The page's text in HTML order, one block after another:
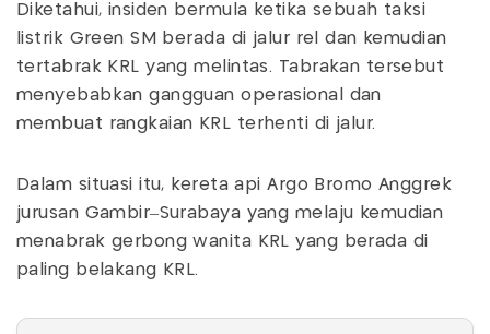
Diketahui, insiden bermula ketika sebuah taksi
listrik Green SM berada di jalur rel dan kemudian
tertabrak KRL yang melintas. Tabrakan tersebut
menyebabkan gangguan operasional dan
membuat rangkaian KRL terhenti di jalur.
Dalam situasi itu, kereta api Argo Bromo Anggrek
jurusan Gambir–Surabaya yang melaju kemudian
menabrak gerbong wanita KRL yang berada di
paling belakang KRL.